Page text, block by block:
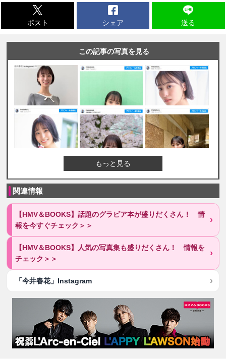
ポスト シェア 送る
この記事の写真を見る
もっと見る
関連情報
【HMV＆BOOKS】話題のグラビア本が盛りだくさん！ 情
報を今すぐチェック＞＞
【HMV＆BOOKS】人気の写真集も盛りだくさん！ 情報を
チェック＞＞
「今井春花」Instagram